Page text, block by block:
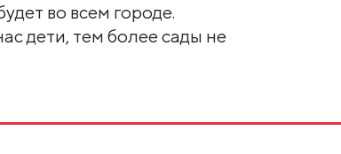
во всем городе.
дети, тем более сады не